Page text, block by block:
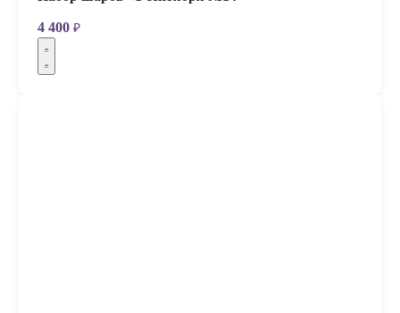
4 400 ₽